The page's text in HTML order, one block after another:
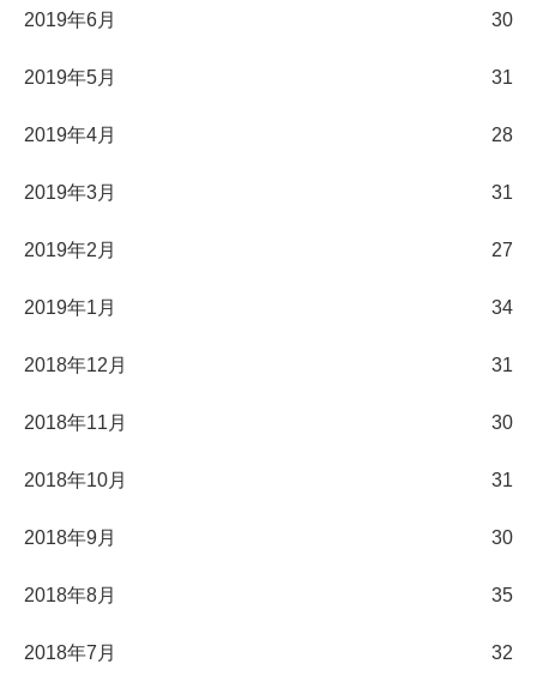
2019年6月 30
2019年5月 31
2019年4月 28
2019年3月 31
2019年2月 27
2019年1月 34
2018年12月 31
2018年11月 30
2018年10月 31
2018年9月 30
2018年8月 35
2018年7月 32